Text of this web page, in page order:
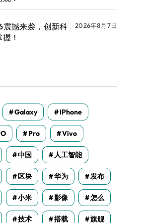
震撼来袭，创新科
！
2026年8月7日
Galaxy IPhone
Pro Vivo
中国 人工智能
区块 华为 发布
小米 影像 怎么
技术 搭载 旗舰